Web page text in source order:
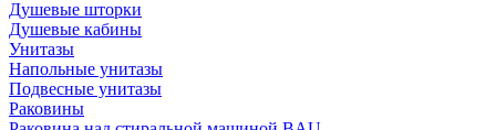
Душевые шторки
Душевые кабины
Унитазы
Напольные унитазы
Подвесные унитазы
Раковины